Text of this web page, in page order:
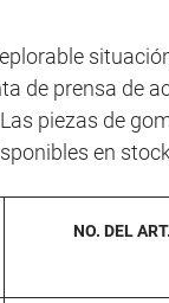
de prensa de
piezas de
en
NO. DEL ART.